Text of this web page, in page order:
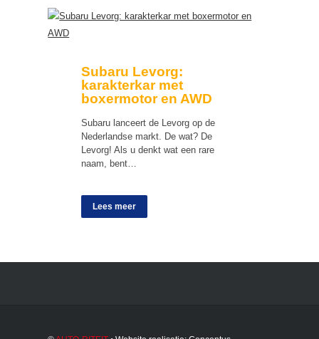
Subaru Levorg:
karakterkar met
boxermotor en AWD
Subaru lanceert de Levorg op de
Nederlandse markt. De wat? De
Levorg! Als u denkt wat een rare
naam, bent…
Lees meer